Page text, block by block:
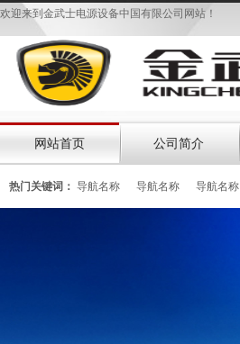
欢迎来到金武士电源设备中国有限公司网站！
网站首页 公司简介
热门关键词： 导航名称 导航名称 导航名称